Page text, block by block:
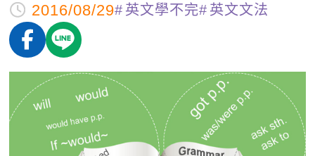
英文會話
商用英文
英文檢定
TOEIC 多益課程
IELTS 雅思課程
能力養成
自然發音
特色課程
免費資源
英文部落格
多益秒學堂
影音學英文
學習分享
學員故事
校園贊助
2016/08/29 英文學不完 英文文法